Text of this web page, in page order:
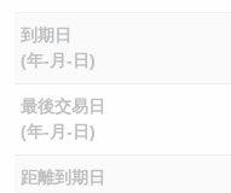
到期日
(年-月-日)
最後交易日
(年-月-日)
距離到期日